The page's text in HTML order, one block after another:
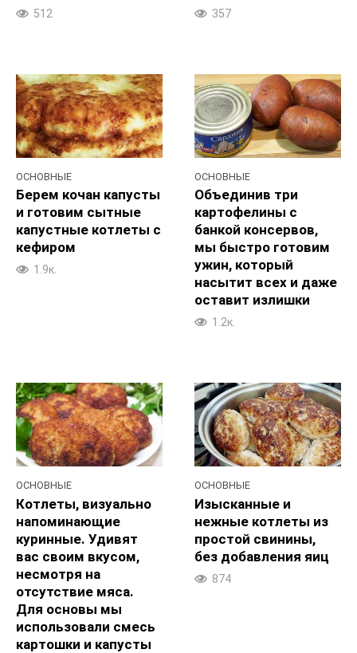
512 357
ОСНОВНЫЕ
Берем кочан капусты
и готовим сытные
капустные котлеты с
кефиром
1.9к.
ОСНОВНЫЕ
Объединив три
картофелины с
банкой консервов,
мы быстро готовим
ужин, который
насытит всех и даже
оставит излишки
1.2к.
ОСНОВНЫЕ
Котлеты, визуально
напоминающие
куринные. Удивят
вас своим вкусом,
несмотря на
отсутствие мяса.
Для основы мы
использовали смесь
картошки и капусты
ОСНОВНЫЕ
Изысканные и
нежные котлеты из
простой свинины,
без добавления яиц
874